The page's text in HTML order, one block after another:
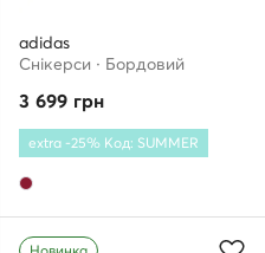
adidas
Снікерcи · Бордовий
3 699 грн
extra -25% Код: SUMMER